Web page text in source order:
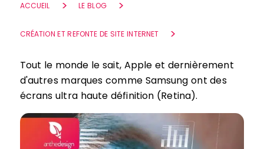
ACCUEIL LE BLOG
CRÉATION ET REFONTE DE SITE INTERNET
Tout le monde le sait, Apple et dernièrement
d'autres marques comme Samsung ont des
écrans ultra haute définition (Retina).